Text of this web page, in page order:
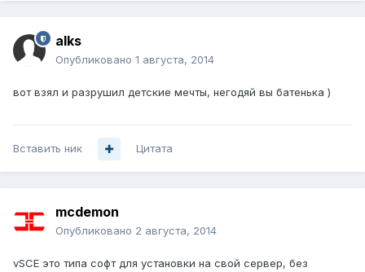
alks
Опубликовано 1 августа, 2014
вот взял и разрушил детские мечты, негодяй вы батенька )
Вставить ник Цитата
mcdemon
Опубликовано 2 августа, 2014
vSCE это типа софт для установки на свой сервер, без